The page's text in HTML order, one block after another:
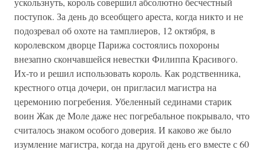
поступок. За день до всеобщего ареста, когда никто и не
подозревал об охоте на тамплиеров, 12 октября, в
королевском дворце Парижа состоялись похороны
внезапно скончавшейся невестки Филиппа Красивого.
Их-то и решил использовать король. Как родственника,
крестного отца дочери, он пригласил магистра на
церемонию погребения. Убеленный сединами старик
воин Жак де Моле даже нес погребальное покрывало, что
считалось знаком особого доверия. И каково же было
изумление магистра, когда на другой день его вместе с 60